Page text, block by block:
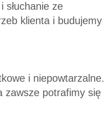
słuchanie ze
klienta i budujemy
i niepowtarzalne.
zawsze potrafimy się